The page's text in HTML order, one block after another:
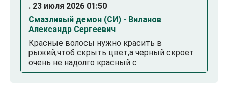
. 23 июля 2026 01:50
Смазливый демон (СИ) - Виланов
Александр Сергеевич
Красные волосы нужно красить в
рыжий,чтоб скрыть цвет,а черный скроет
очень не надолго красный с